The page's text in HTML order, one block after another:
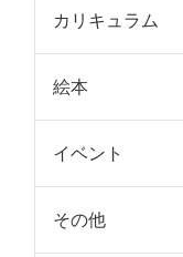
カリキュラム
絵本
イベント
その他